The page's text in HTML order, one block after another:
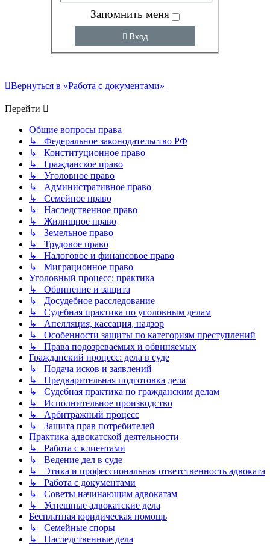
Запомнить меня
Вход
Вернуться в «Работа с документами»
Перейти
Общие вопросы права
↳ Федеральное законодательство РФ
↳ Конституционное право
↳ Гражданское право
↳ Уголовное право
↳ Административное право
↳ Семейное право
↳ Наследственное право
↳ Жилищное право
↳ Земельное право
↳ Трудовое право
↳ Налоговое и финансовое право
↳ Миграционное право
Уголовный процесс: практика
↳ Обвинение и защита
↳ Досудебное расследование
↳ Судебная практика по уголовным делам
↳ Апелляция, кассация, надзор
↳ Особенности защиты по категориям преступлений
↳ Права подозреваемых и обвиняемых
Гражданский процесс: дела в суде
↳ Подача исков и заявлений
↳ Предварительная подготовка дела
↳ Судебная практика по гражданским делам
↳ Исполнительное производство
↳ Арбитражный процесс
↳ Защита прав потребителей
Практика адвокатской деятельности
↳ Работа с клиентами
↳ Ведение дел в суде
↳ Этика и профессиональная ответственность адвоката
↳ Работа с документами
↳ Советы начинающим адвокатам
↳ Успешные адвокатские дела
Бесплатная юридическая помощь
↳ Семейные споры
↳ Наследственные дела